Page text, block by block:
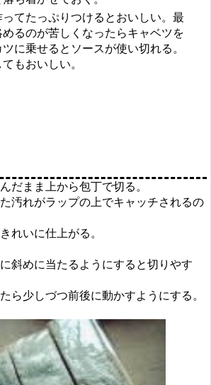
てたっぷりつけるとおいしい。最
るのが苦しくなったらキャベツを
に乗せるとソースが使い切れる。
もおいしい。
だまま上から包丁で切る。
汚れがラップの上でキャッチされるの
れいに仕上がる。
斜めに当たるようにすると切りやす
ら少しづつ前後に動かすようにする。